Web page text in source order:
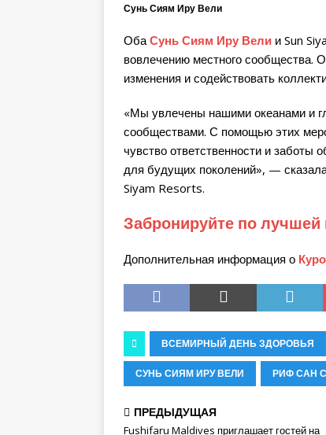
Сунь Сиям Иру Вели
Оба Сунь Сиям Иру Вели и Sun
вовлечению местного сообщества.
изменения и содействовать
«Мы увлечены нашими океанами и
сообществами. С помощью этих
чувство ответственности и
для будущих поколений», —
Siyam Resorts.
Забронируйте по лучшей
Дополнительная информация о
ВСЕМИРНЫЙ ДЕНЬ ЗДОРОВЬЯ
СУНЬ СИЯМ ИРУ ВЕЛИ РИФ САН
ПРЕДЫДУЩАЯ
Fushifaru Maldives приглашает гостей на